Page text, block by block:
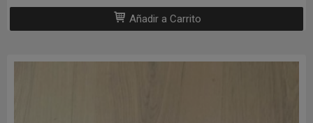
Añadir a Carrito